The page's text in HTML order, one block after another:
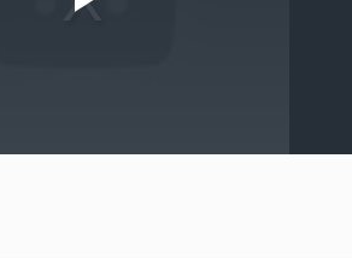
Video